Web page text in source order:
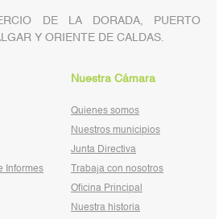
DE LA DORADA, PUERTO
Y ORIENTE DE CALDAS.
Informes
Nuestra Cámara
Quienes somos
Nuestros municipios
Junta Directiva
Trabaja con nosotros
Oficina Principal
Nuestra historia